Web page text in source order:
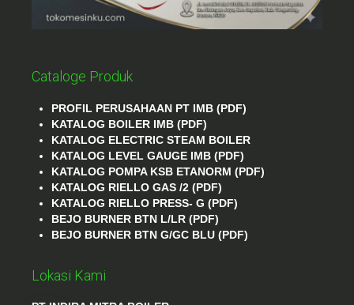
Cataloge Produk
PROFIL PERUSAHAAN PT IMB (PDF)
KATALOG BOILER IMB (PDF)
KATALOG ELECTRIC STEAM BOILER
KATALOG LEVEL GAUGE IMB (PDF)
KATALOG POMPA KSB ETANORM (PDF)
KATALOG RIELLO GAS /2 (PDF)
KATALOG RIELLO PRESS- G (PDF)
BEJO BURNER BTN L/LR (PDF)
BEJO BURNER BTN G/GC BLU (PDF)
Lokasi Kami